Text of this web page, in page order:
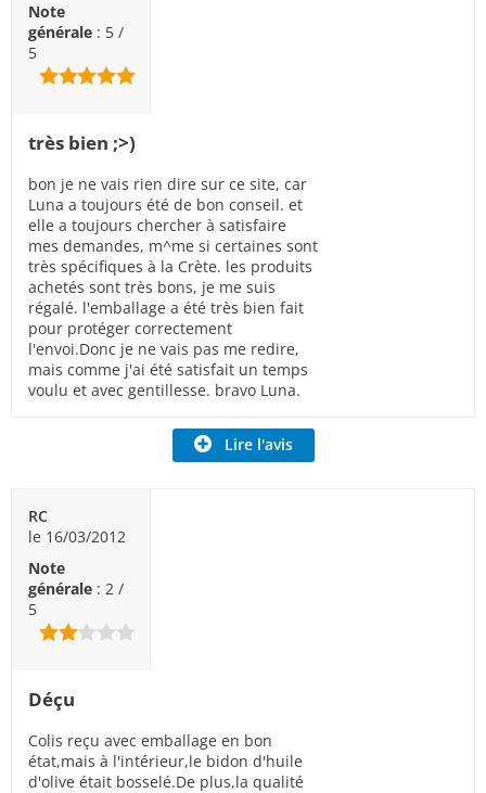
Note
générale : 5 /
5
très bien ;>)
bon je ne vais rien dire sur ce site, car
Luna a toujours été de bon conseil. et
elle a toujours chercher à satisfaire
mes demandes, m^me si certaines sont
très spécifiques à la Crète. les produits
achetés sont très bons, je me suis
régalé. l'emballage a été très bien fait
pour protéger correctement
l'envoi.Donc je ne vais pas me redire,
mais comme j'ai été satisfait un temps
voulu et avec gentillesse. bravo Luna.
Lire l'avis
RC
le 16/03/2012
Note
générale : 2 /
5
Déçu
Colis reçu avec emballage en bon
état,mais à l'intérieur,le bidon d'huile
d'olive était bosselé.De plus,la qualité